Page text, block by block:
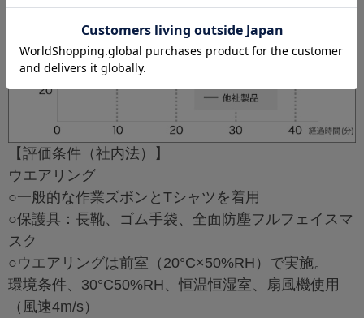
【評価条件（社内法）】
ウエアリング
○一般的な作業ズボンとTシャツを着用
○保護具：長靴、ゴム手袋、全面防塵フルフェイスマ
スク
○ウエアリングは前室（20°C×50%RH）で実施。
環境条件、30°C50%RH、恒温恒湿室、扇風機使用
（風速4m/s）